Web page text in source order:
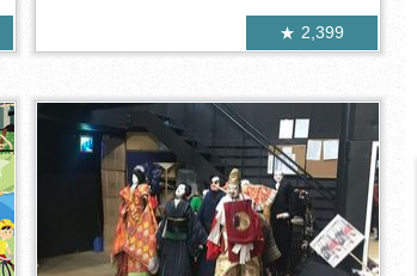
2,399